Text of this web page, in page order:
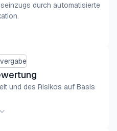
durch automatisierte
und des Risikos auf Basis